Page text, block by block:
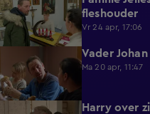
fleshouder
Vr 24 apr, 17:06
Vader
Ma 20 apr, 11:47
Harry over